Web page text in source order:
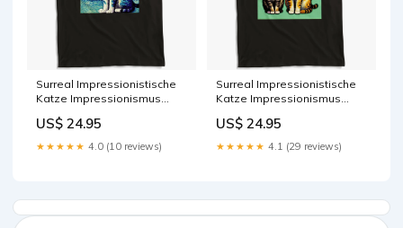
Surreal Impressionistische
Katze Impressionismus
US$ 24.95
★★★★★ 4.0 (10 reviews)
Surreal Impressionistische
Katze Impressionismus
Farbe:Schwarz
US$ 24.95
★★★★★ 4.1 (29 reviews)